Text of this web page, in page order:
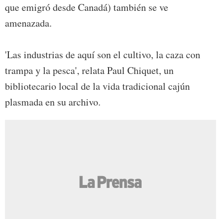
que emigró desde Canadá) también se ve
amenazada.
'Las industrias de aquí son el cultivo, la caza con
trampa y la pesca', relata Paul Chiquet, un
bibliotecario local de la vida tradicional cajún
plasmada en su archivo.